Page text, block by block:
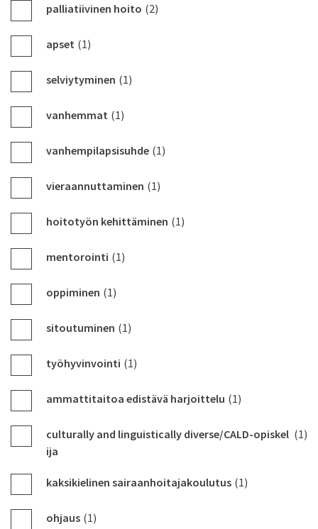
palliatiivinen hoito (2)
apset (1)
selviytyminen (1)
vanhemmat (1)
vanhempilapsisuhde (1)
vieraannuttaminen (1)
hoitotyön kehittäminen (1)
mentorointi (1)
oppiminen (1)
sitoutuminen (1)
työhyvinvointi (1)
ammattitaitoa edistävä harjoittelu (1)
culturally and linguistically diverse/CALD-opiskel
ija
(1)
kaksikielinen sairaanhoitajakoulutus (1)
ohjaus (1)